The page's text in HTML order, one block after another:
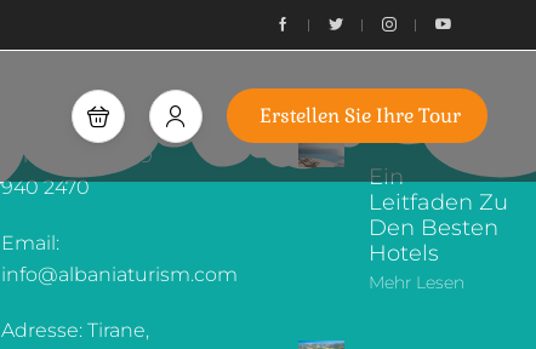
Erstellen Sie Ihre Tour
ARMATURENBRETT
WUNSCHZETTEL
KONTAKTINFORMATIONEN
Telefon: +355 69
940 2470
Email:
info@albaniaturism.com
Adresse: Tirane,
IHRE TOUR
ERKUNDEN SIE
UNSEREN BLOG
Ein
Leitfaden Zu
Den Besten
Hotels
Mehr Lesen